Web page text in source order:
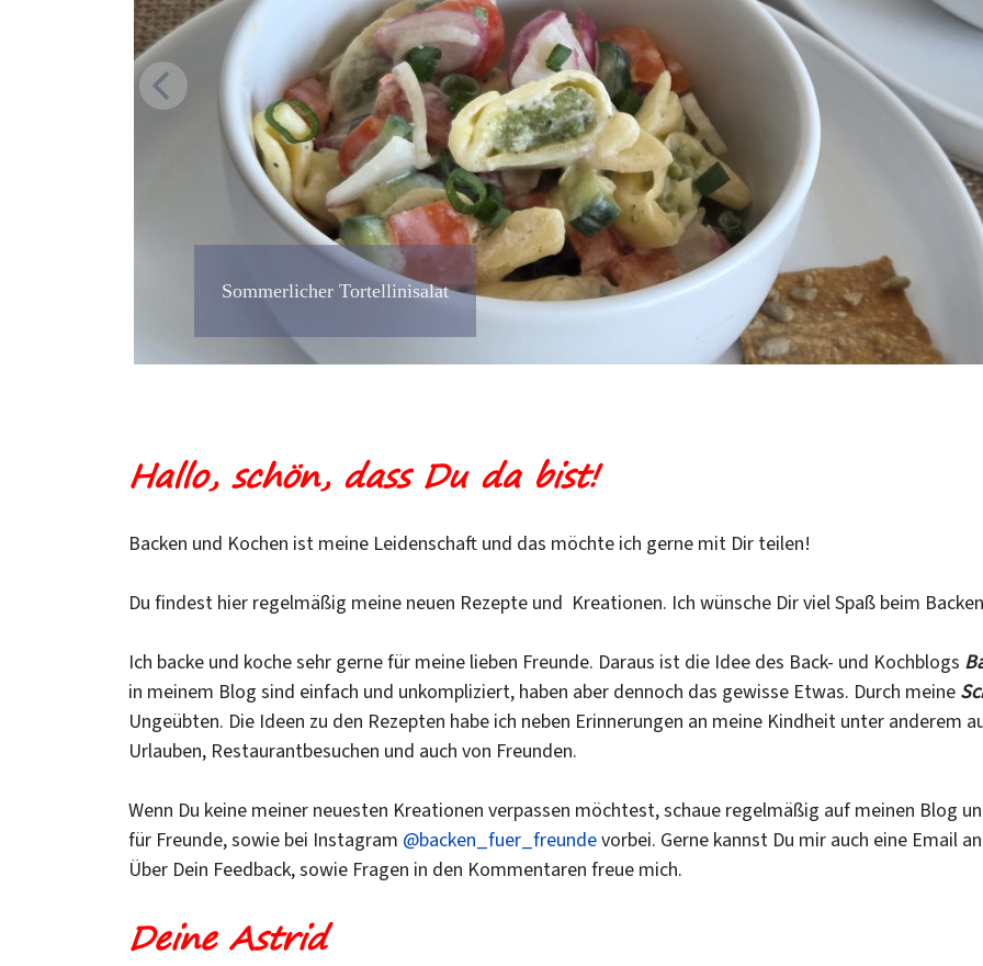
Sommerlicher Tortellinisalat
Hallo, schön, dass Du da bist!
Backen und Kochen ist meine Leidenschaft und das möchte ich gerne mit Dir teilen!
Du findest hier regelmäßig meine neuen Rezepte und Kreationen. Ich wünsche Dir viel Spaß beim
Ich backe und koche sehr gerne für meine lieben Freunde. Daraus ist die Idee des Back- und Kochblogs
in meinem Blog sind einfach und unkompliziert, haben aber dennoch das gewisse Etwas. Durch meine
Ungeübten. Die Ideen zu den Rezepten habe ich neben Erinnerungen an meine Kindheit unter anderem
Urlauben, Restaurantbesuchen und auch von Freunden.
Wenn Du keine meiner neuesten Kreationen verpassen möchtest, schaue regelmäßig auf meinen Blog
für Freunde, sowie bei Instagram @backen_fuer_freundevorbei. Gerne kannst Du mir auch eine Email
Über Dein Feedback, sowie Fragen in den Kommentaren freue mich.
Deine Astrid